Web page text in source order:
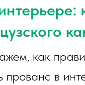
как
прованс в